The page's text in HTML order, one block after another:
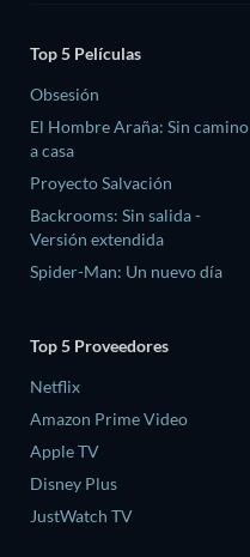
Top 5 Películas
Obsesión
El Hombre Araña: Sin camino
a casa
Proyecto Salvación
Backrooms: Sin salida -
Versión extendida
Spider-Man: Un nuevo día
Top 5 Proveedores
Netflix
Amazon Prime Video
Apple TV
Disney Plus
JustWatch TV